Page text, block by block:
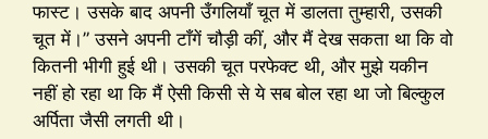
फास्ट। उसके बाद अपनी उँगलियाँ चूत में डालता तुम्हारी, उसकी
चूत में।” उसने अपनी टाँगें चौड़ी कीं, और मैं देख सकता था कि वो
कितनी भीगी हुई थी। उसकी चूत परफेक्ट थी, और मुझे यकीन
नहीं हो रहा था कि मैं ऐसी किसी से ये सब बोल रहा था जो बिल्कुल
अर्पिता जैसी लगती थी।